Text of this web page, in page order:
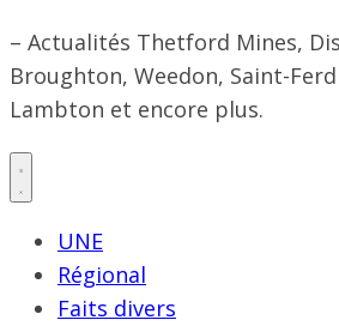
– Actualités Thetford Mines,
Broughton, Weedon, Saint-
Lambton et encore plus.
UNE
Régional
Faits divers